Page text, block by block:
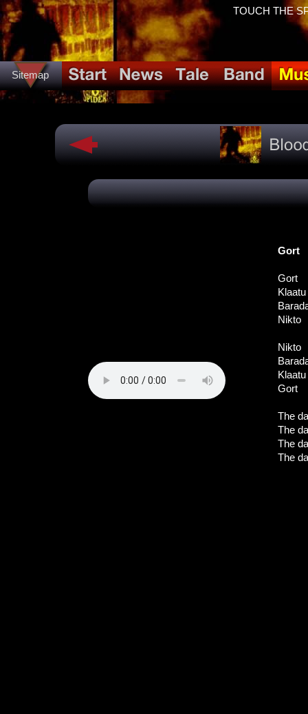
Sitemap
TOUCH THE
Gort
Gort
Klaatu
Nikto
Nikto
Klaatu
Gort
The
The
The
The